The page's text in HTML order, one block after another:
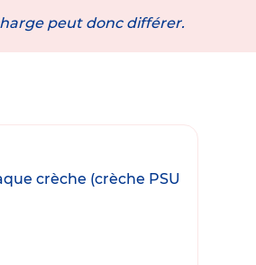
peut donc différer.
crèche (crèche PSU